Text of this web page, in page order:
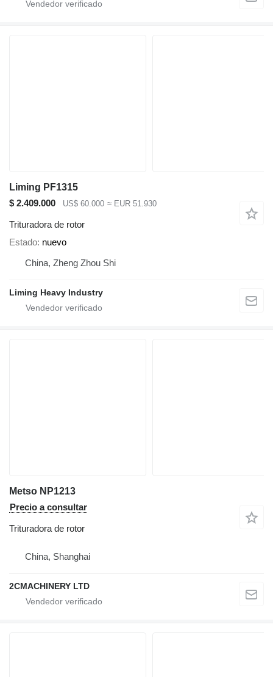
Liming PF1315
$ 2.409.000
US$ 60.000 ≈ EUR 51.930
Trituradora de rotor
Estado nuevo
China, Zheng Zhou Shi
Liming Heavy Industry
Metso NP1213
Precio a consultar
Trituradora de rotor
China, Shanghai
2CMACHINERY LTD